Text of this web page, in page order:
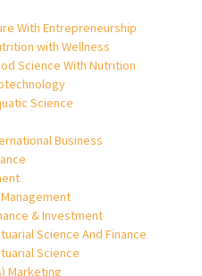
With Entrepreneurship
with Wellness
Science With Nutrition
Science
Business
& Investment
Science And Finance
Science
Marketing